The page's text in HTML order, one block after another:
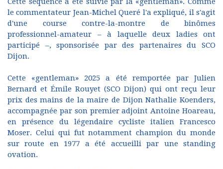
le commentateur Jean-Michel Queré l'a expliqué, il s'agit
d'une course contre-la-montre de binômes
professionnel-amateur – à laquelle deux ladies ont
participé –, sponsorisée par des partenaires du SCO
Dijon.
Cette «gentleman» 2025 a été remportée par Julien
Bernard et Émile Rouyet (SCO Dijon) qui ont reçu leur
prix des mains de la maire de Dijon Nathalie Koenders,
accompagnée par son premier adjoint Antoine Hoareau,
en présence du légendaire cycliste italien Francesco
Moser. Celui qui fut notamment champion du monde
sur route en 1977 a été accueilli par une standing
ovation.